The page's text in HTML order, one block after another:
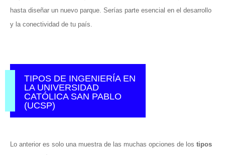
hasta diseñar un nuevo parque. Serías parte esencial en el desarrollo
y la conectividad de tu país.
TIPOS DE INGENIERÍA EN
LA UNIVERSIDAD
CATÓLICA SAN PABLO
(UCSP)
Lo anterior es solo una muestra de las muchas opciones de los tipos